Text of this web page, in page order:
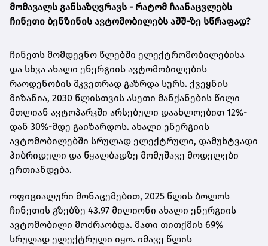
მომავალს განსაზღვრავს - რატომ ჩაანაცვლებს
ჩინეთი ბენზინის ავტომობილებს აშშ-ზე სწრაფად?
ჩინეთს მომდევნო წლებში ელექტრომობილებისა
და სხვა ახალი ენერგიის ავტომობილების
რაოდენობის მკვეთრად გაზრდა სურს. ქვეყნის
მიზანია, 2030 წლისთვის ასეთი მანქანების წილი
მთლიან ავტოპარკში არსებული დაახლოებით 12%-
დან 30%-მდე გაიზარდოს. ახალი ენერგიის
ავტომობილებში სრულად ელექტრული, დამუხტვადი
ჰიბრიდული და წყალბადზე მომუშავე მოდელები
ერთიანდება.
ოფიციალური მონაცემებით, 2025 წლის ბოლოს
ჩინეთის გზებზე 43.97 მილიონი ახალი ენერგიის
ავტომობილი მოძრაობდა. მათი თითქმის 69%
სრულად ელექტრული იყო. იმავე წლის